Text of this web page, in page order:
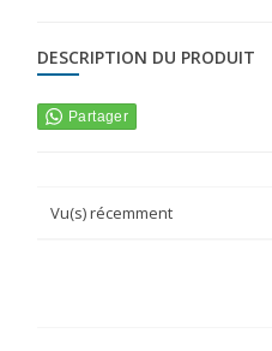
DESCRIPTION DU PRODUIT
Vu(s) récemment